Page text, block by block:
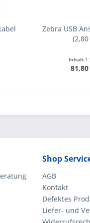
Zebra USB
Inhalt 1
Shop
AGB
Kontakt
Defektes
Liefer- und